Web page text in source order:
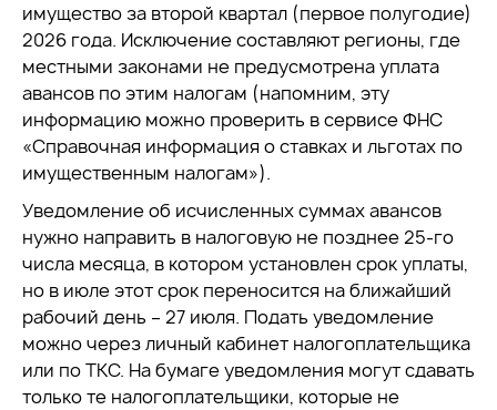
имущество за второй квартал (первое полугодие)
2026 года. Исключение составляют регионы, где
местными законами не предусмотрена уплата
авансов по этим налогам (напомним, эту
информацию можно проверить в сервисе ФНС
«Справочная информация о ставках и льготах по
имущественным налогам»).
Уведомление об исчисленных суммах авансов
нужно направить в налоговую не позднее 25-го
числа месяца, в котором установлен срок уплаты,
но в июле этот срок переносится на ближайший
рабочий день – 27 июля. Подать уведомление
можно через личный кабинет налогоплательщика
или по ТКС. На бумаге уведомления могут сдавать
только те налогоплательщики, которые не